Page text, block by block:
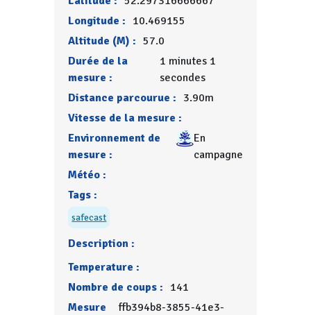
Longitude : 10.469155
Altitude (M) : 57.0
Durée de la
mesure :
1 minutes 1
secondes
Distance parcourue : 3.90m
Vitesse de la mesure :
Environnement de
mesure :
En
campagne
Météo :
Tags :
safecast
Description :
Temperature :
Nombre de coups : 141
Mesure
ffb394b8-3855-41e3-